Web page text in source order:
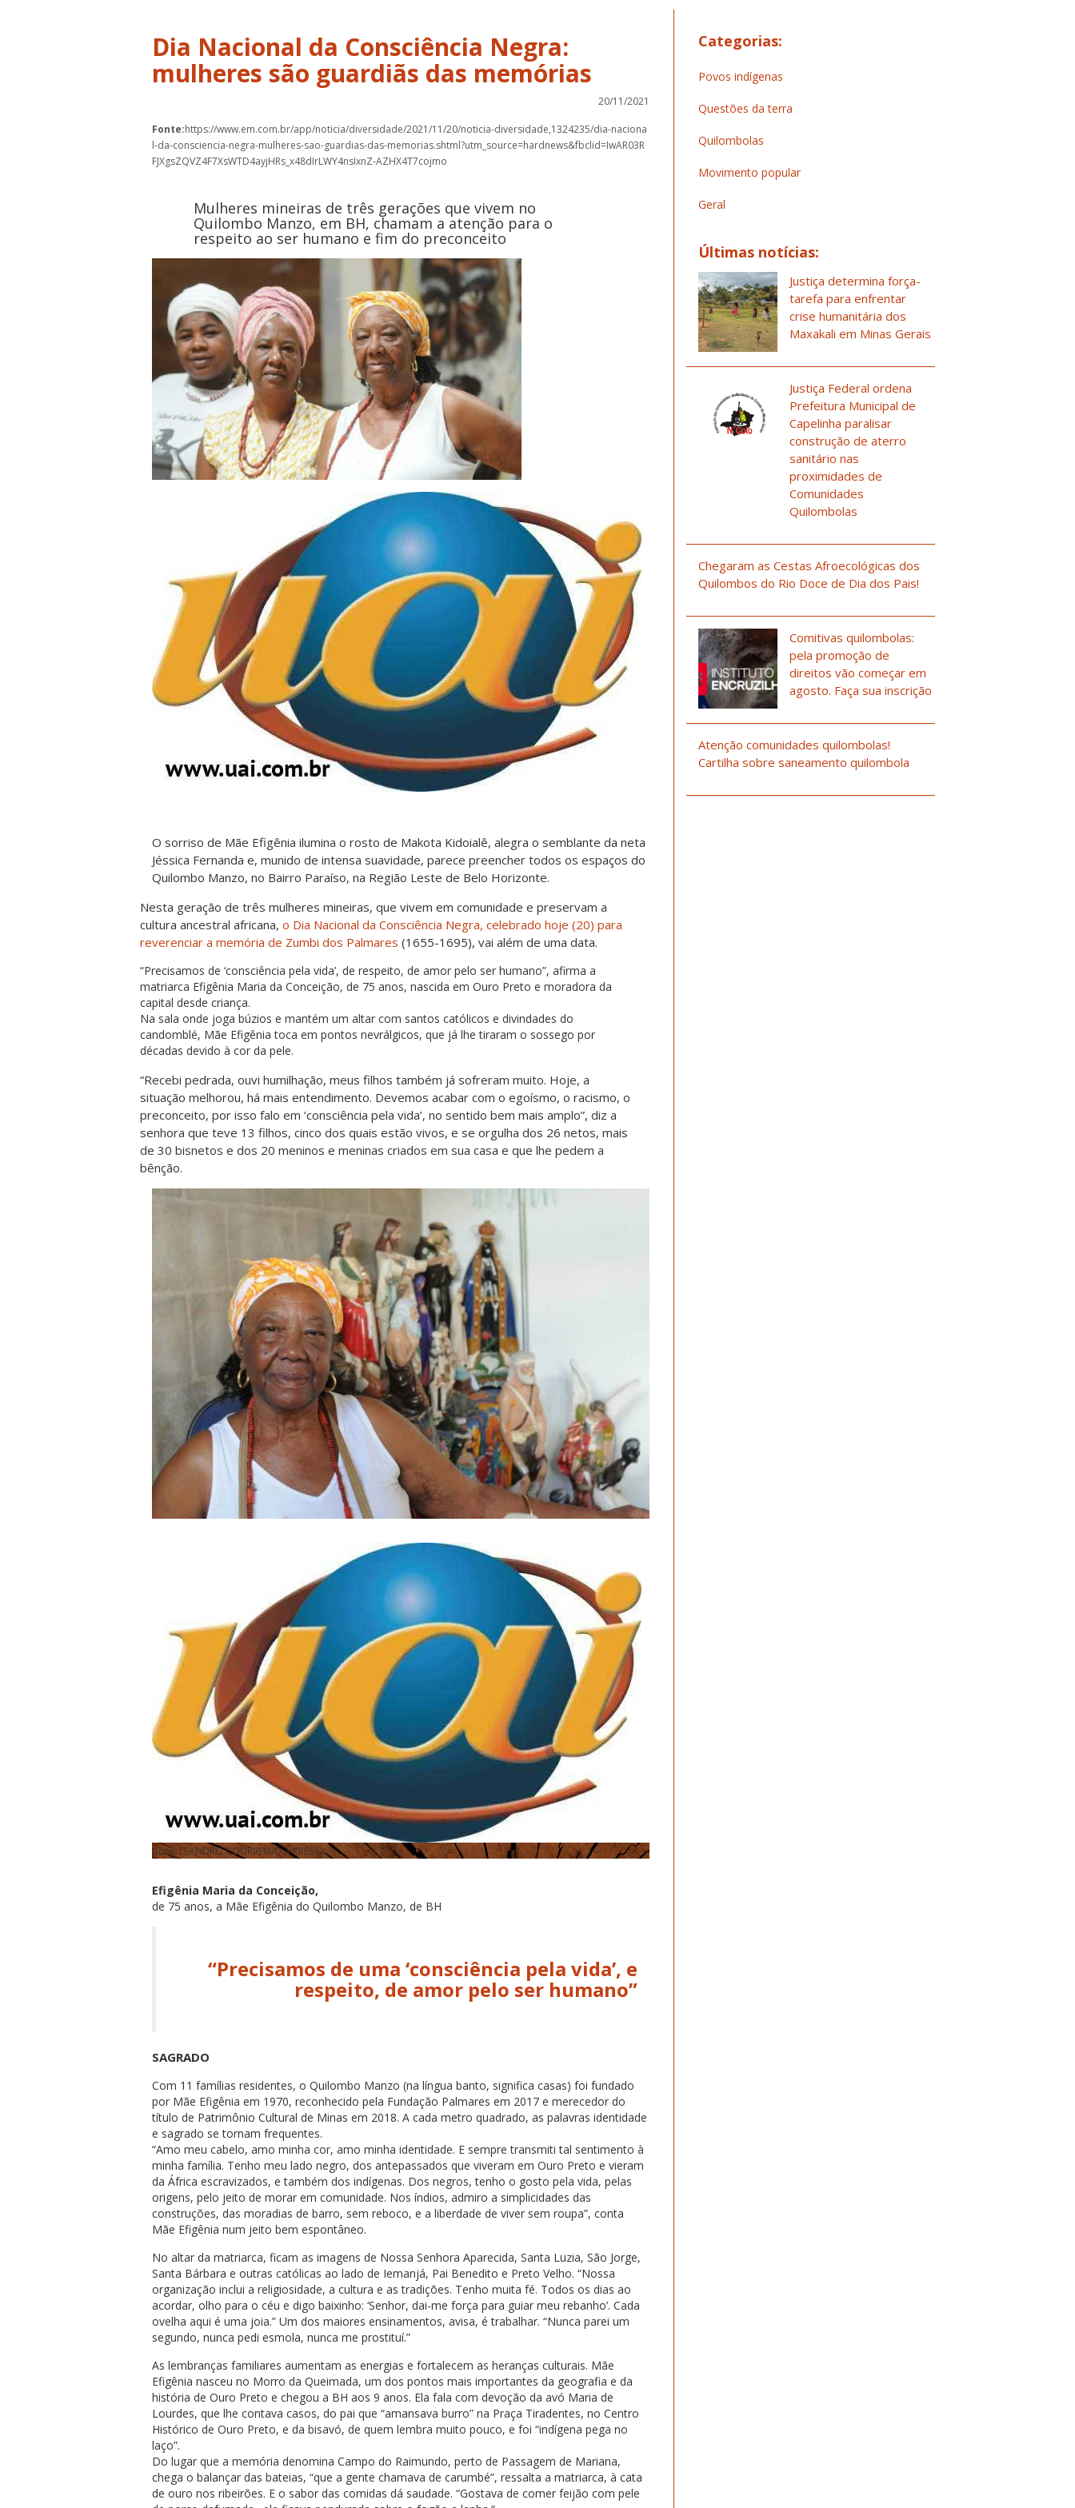
Dia Nacional da Consciência Negra:
mulheres são guardiãs das memórias
20/11/2021
Fonte:https://www.em.com.br/app/noticia/diversidade/2021/11/20/noticia-diversidade,1324235/dia-naciona
l-da-consciencia-negra-mulheres-sao-guardias-das-memorias.shtml?utm_source=hardnews&fbclid=IwAR03R
FJXgsZQVZ4F7XsWTD4ayjHRs_x48dIrLWY4nsIxnZ-AZHX4T7cojmo
Mulheres mineiras de três gerações que vivem no
Quilombo Manzo, em BH, chamam a atenção para o
respeito ao ser humano e fim do preconceito
O sorriso de Mãe Efigênia ilumina o rosto de Makota Kidoialê, alegra o semblante da neta
Jéssica Fernanda e, munido de intensa suavidade, parece preencher todos os espaços do
Quilombo Manzo, no Bairro Paraíso, na Região Leste de Belo Horizonte.
Nesta geração de três mulheres mineiras, que vivem em comunidade e preservam a
cultura ancestral africana, o Dia Nacional da Consciência Negra, celebrado hoje (20) para
reverenciar a memória de Zumbi dos Palmares (1655-1695), vai além de uma data.
“Precisamos de ‘consciência pela vida’, de respeito, de amor pelo ser humano”, afirma a
matriarca Efigênia Maria da Conceição, de 75 anos, nascida em Ouro Preto e moradora da
capital desde criança.
Na sala onde joga búzios e mantém um altar com santos católicos e divindades do
candomblé, Mãe Efigênia toca em pontos nevrálgicos, que já lhe tiraram o sossego por
décadas devido à cor da pele.
“Recebi pedrada, ouvi humilhação, meus filhos também já sofreram muito. Hoje, a
situação melhorou, há mais entendimento. Devemos acabar com o egoísmo, o racismo, o
preconceito, por isso falo em ‘consciência pela vida’, no sentido bem mais amplo”, diz a
senhora que teve 13 filhos, cinco dos quais estão vivos, e se orgulha dos 26 netos, mais
de 30 bisnetos e dos 20 meninos e meninas criados em sua casa e que lhe pedem a
bênção.
(foto: LEANDRO COURI/EM/D.A PRESS)
Efigênia Maria da Conceição,
de 75 anos, a Mãe Efigênia do Quilombo Manzo, de BH
“Precisamos de uma ‘consciência pela vida’, e
respeito, de amor pelo ser humano”
SAGRADO
Com 11 famílias residentes, o Quilombo Manzo (na língua banto, significa casas) foi fundado
por Mãe Efigênia em 1970, reconhecido pela Fundação Palmares em 2017 e merecedor do
título de Patrimônio Cultural de Minas em 2018. A cada metro quadrado, as palavras identidade
e sagrado se tornam frequentes.
“Amo meu cabelo, amo minha cor, amo minha identidade. E sempre transmiti tal sentimento à
minha família. Tenho meu lado negro, dos antepassados que viveram em Ouro Preto e vieram
da África escravizados, e também dos indígenas. Dos negros, tenho o gosto pela vida, pelas
origens, pelo jeito de morar em comunidade. Nos índios, admiro a simplicidades das
construções, das moradias de barro, sem reboco, e a liberdade de viver sem roupa”, conta
Mãe Efigênia num jeito bem espontâneo.
No altar da matriarca, ficam as imagens de Nossa Senhora Aparecida, Santa Luzia, São Jorge,
Santa Bárbara e outras católicas ao lado de Iemanjá, Pai Benedito e Preto Velho. “Nossa
organização inclui a religiosidade, a cultura e as tradições. Tenho muita fé. Todos os dias ao
acordar, olho para o céu e digo baixinho: ‘Senhor, dai-me força para guiar meu rebanho’. Cada
ovelha aqui é uma joia.” Um dos maiores ensinamentos, avisa, é trabalhar. “Nunca parei um
segundo, nunca pedi esmola, nunca me prostituí.”
As lembranças familiares aumentam as energias e fortalecem as heranças culturais. Mãe
Efigênia nasceu no Morro da Queimada, um dos pontos mais importantes da geografia e da
história de Ouro Preto e chegou a BH aos 9 anos. Ela fala com devoção da avó Maria de
Lourdes, que lhe contava casos, do pai que “amansava burro” na Praça Tiradentes, no Centro
Histórico de Ouro Preto, e da bisavó, de quem lembra muito pouco, e foi “indígena pega no
laço”.
Do lugar que a memória denomina Campo do Raimundo, perto de Passagem de Mariana,
chega o balançar das bateias, “que a gente chamava de carumbé”, ressalta a matriarca, à cata
de ouro nos ribeirões. E o sabor das comidas dá saudade. “Gostava de comer feijão com pele
Categorias:
Povos indígenas
Questões da terra
Quilombolas
Movimento popular
Geral
Últimas notícias:
Justiça determina força-
tarefa para enfrentar
crise humanitária dos
Maxakali em Minas Gerais
Justiça Federal ordena
Prefeitura Municipal de
Capelinha paralisar
construção de aterro
sanitário nas
proximidades de
Comunidades
Quilombolas
Chegaram as Cestas Afroecológicas dos
Quilombos do Rio Doce de Dia dos Pais!
Comitivas quilombolas:
pela promoção de
direitos vão começar em
agosto. Faça sua inscrição
Atenção comunidades quilombolas!
Cartilha sobre saneamento quilombola